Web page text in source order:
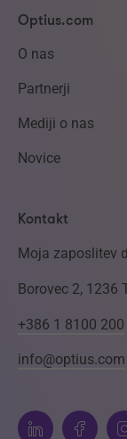
Optius.com
O nas
Partnerji
Mediji o nas
Novice
Kontakt
Moja zaposlitev
Borovec 2, 1236
+386 1 8100 200
info@optius.com